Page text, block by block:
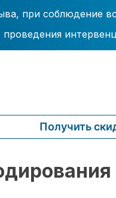
при соблюдение
Получить